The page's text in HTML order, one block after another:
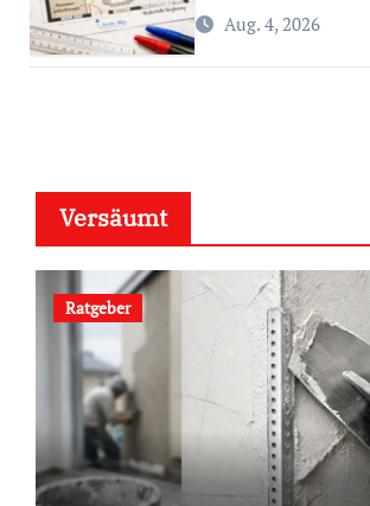
Aug. 4, 2026
Versäumt
Ratgeber